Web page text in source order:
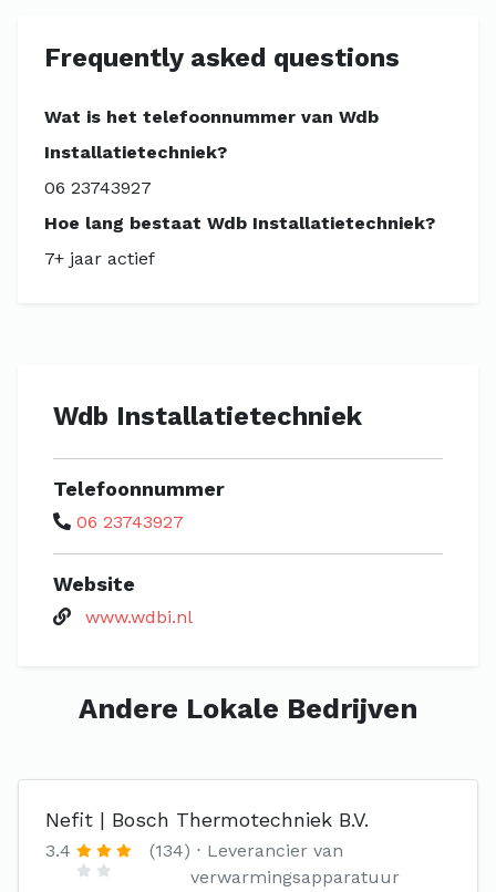
Frequently asked questions
Wat is het telefoonnummer van Wdb
Installatietechniek?
06 23743927
Hoe lang bestaat Wdb Installatietechniek?
7+ jaar actief
Wdb Installatietechniek
Telefoonnummer
06 23743927
Website
www.wdbi.nl
Andere Lokale Bedrijven
Nefit | Bosch Thermotechniek B.V.
3.4 (134)
Leverancier van
verwarmingsapparatuur